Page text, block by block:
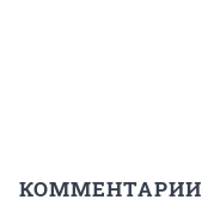
КОММЕНТАРИИ